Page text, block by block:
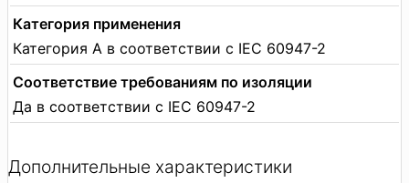
Категория применения
Категория А в соответствии с IEC 60947-2
Соответствие требованиям по изоляции
Да в соответствии с IEC 60947-2
Дополнительные характеристики